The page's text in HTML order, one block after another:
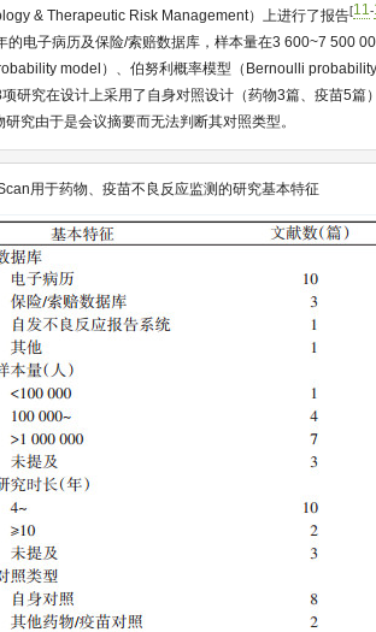
& Therapeutic Risk Management）上进行了报告[11-
的电子病历及保险/索赔数据库，样本量在3 600~7 500
model）、伯努利概率模型（Bernoulli
研究在设计上采用了自身对照设计（药物3篇、疫苗5篇
究由于是会议摘要而无法判断其对照类型。
用于药物、疫苗不良反应监测的研究基本特征